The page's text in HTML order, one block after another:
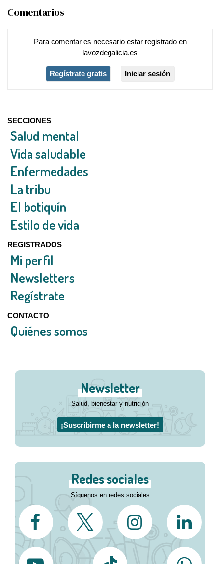
Comentarios
Para comentar es necesario estar registradoen
lavozdegalicia.es
Regístrate gratis Iniciar sesión
SECCIONES
Salud mental
Vida saludable
Enfermedades
La tribu
El botiquín
Estilo de vida
REGISTRADOS
Mi perfil
Newsletters
Regístrate
CONTACTO
Quiénes somos
Newsletter
Salud, bienestar y nutrición
¡Suscribirme a la newsletter!
Redes sociales
Síguenos en redes sociales